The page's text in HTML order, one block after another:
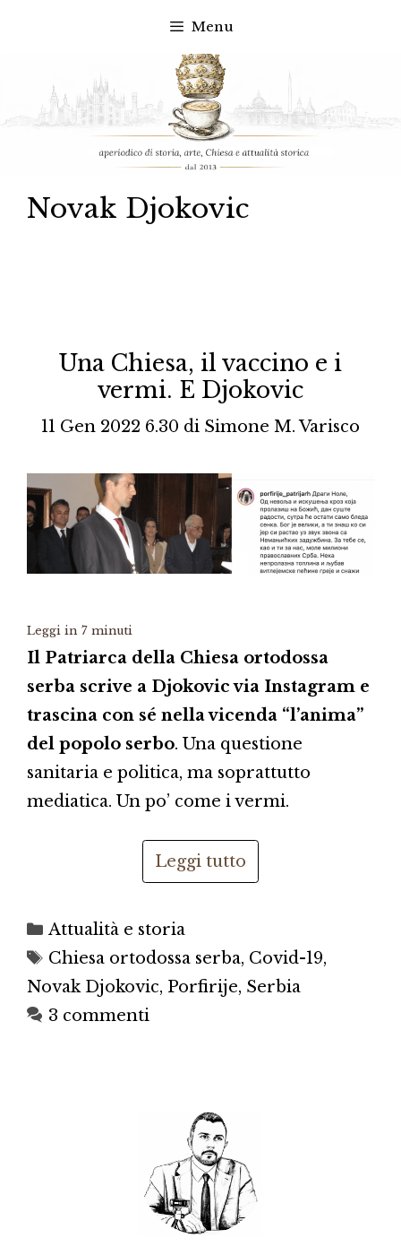
contenuto
Menu
Novak Djokovic
Una Chiesa, il vaccino e i
vermi. E Djokovic
11 Gen 2022 6.30 di Simone M. Varisco
Leggi in 7 minuti
Il Patriarca della Chiesa ortodossa
serba scrive a Djokovic via Instagram e
trascina con sé nella vicenda “l’anima”
del popolo serbo. Una questione
sanitaria e politica, ma soprattutto
mediatica. Un po’ come i vermi.
Leggi tutto
Categorie
Attualità e storia
Tag
Chiesa ortodossa serba, Covid-19,
Novak Djokovic, Porfirije, Serbia
3 commenti